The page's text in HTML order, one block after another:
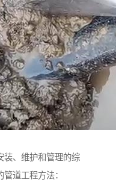
装、维护和管理的综
道工程方法：